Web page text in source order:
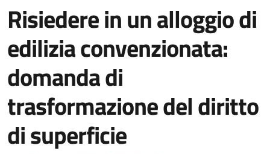
Risiedere in un alloggio di
edilizia convenzionata:
domanda di
trasformazione del diritto
di superficie